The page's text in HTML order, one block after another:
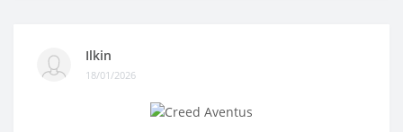
Ilkin
18/01/2026